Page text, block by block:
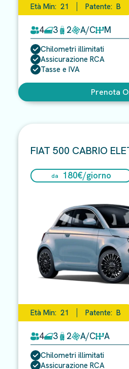
Età Min: 21 Patente: B
4 3 2 A/C M
Chilometri illimitati
Assicurazione RCA
Tasse e IVA
Prenota
FIAT 500 CABRIO
da 180€/giorno
Età Min: 21 Patente: B
4 3 2 A/C A
Chilometri illimitati
Assicurazione RCA